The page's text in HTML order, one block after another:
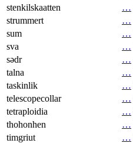
stenkilskaatten
…
strummert
…
sum
…
sva
…
sədr
…
talna
…
taskinlik
…
telescopecollar
…
tetraploidia
…
thohonhen
…
timgriut
…